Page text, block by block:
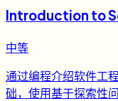
Introduction to
中等
通过编程介绍软件工
础，使用基于探索性